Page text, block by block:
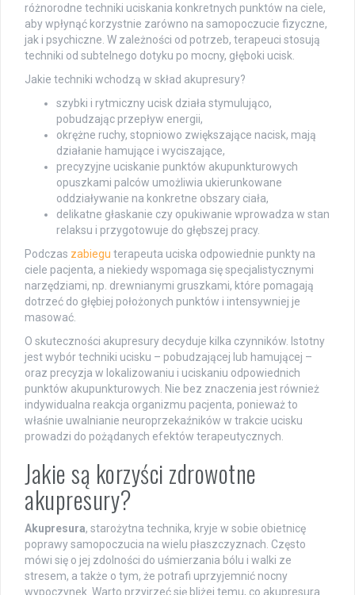
różnorodne techniki uciskania konkretnych punktów na ciele,
aby wpłynąć korzystnie zarówno na samopoczucie fizyczne,
jak i psychiczne. W zależności od potrzeb, terapeuci stosują
techniki od subtelnego dotyku po mocny, głęboki ucisk.
Jakie techniki wchodzą w skład akupresury?
szybki i rytmiczny ucisk działa stymulująco,
pobudzając przepływ energii,
okrężne ruchy, stopniowo zwiększające nacisk, mają
działanie hamujące i wyciszające,
precyzyjne uciskanie punktów akupunkturowych
opuszkami palców umożliwia ukierunkowane
oddziaływanie na konkretne obszary ciała,
delikatne głaskanie czy opukiwanie wprowadza w stan
relaksu i przygotowuje do głębszej pracy.
Podczas zabiegu terapeuta uciska odpowiednie punkty na
ciele pacjenta, a niekiedy wspomaga się specjalistycznymi
narzędziami, np. drewnianymi gruszkami, które pomagają
dotrzeć do głębiej położonych punktów i intensywniej je
masować.
O skuteczności akupresury decyduje kilka czynników. Istotny
jest wybór techniki ucisku – pobudzającej lub hamującej –
oraz precyzja w lokalizowaniu i uciskaniu odpowiednich
punktów akupunkturowych. Nie bez znaczenia jest również
indywidualna reakcja organizmu pacjenta, ponieważ to
właśnie uwalnianie neuroprzekaźników w trakcie ucisku
prowadzi do pożądanych efektów terapeutycznych.
Jakie są korzyści zdrowotne
akupresury?
Akupresura, starożytna technika, kryje w sobie obietnicę
poprawy samopoczucia na wielu płaszczyznach. Często
mówi się o jej zdolności do uśmierzania bólu i walki ze
stresem, a także o tym, że potrafi uprzyjemnić nocny
wypoczynek. Warto przyjrzeć się bliżej temu, co akupresura